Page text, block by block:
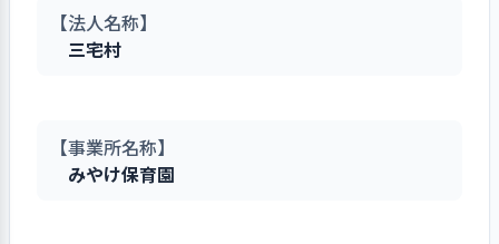
【法人名称】
三宅村
【事業所名称】
みやけ保育園